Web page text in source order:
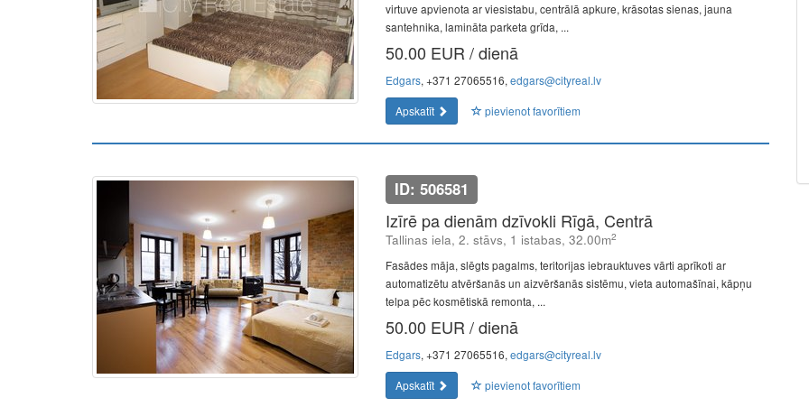
virtuve apvienota ar viesistabu, centrālā apkure, krāsotas sienas, jauna
santehnika, lamināta parketa grīda, ...
50.00 EUR / dienā
Edgars, +371 27065516, edgars@cityreal.lv
Apskatīt
pievienot favorītiem
ID: 506581
Izīrē pa dienām dzīvokli Rīgā, Centrā
Tallinas iela, 2. stāvs, 1 istabas, 32.00m2
Fasādes māja, slēgts pagalms, teritorijas iebrauktuves vārti aprīkoti ar
automatizētu atvēršanās un aizvēršanās sistēmu, vieta automašīnai, kāpņu
telpa pēc kosmētiskā remonta, ...
50.00 EUR / dienā
Edgars, +371 27065516, edgars@cityreal.lv
Apskatīt
pievienot favorītiem